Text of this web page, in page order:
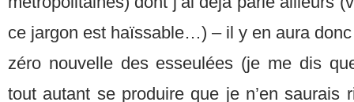
ce jargon est haïssable…) – il y en aura
zéro nouvelle des esseulées (je me dis
tout autant se produire que je n’en saurais